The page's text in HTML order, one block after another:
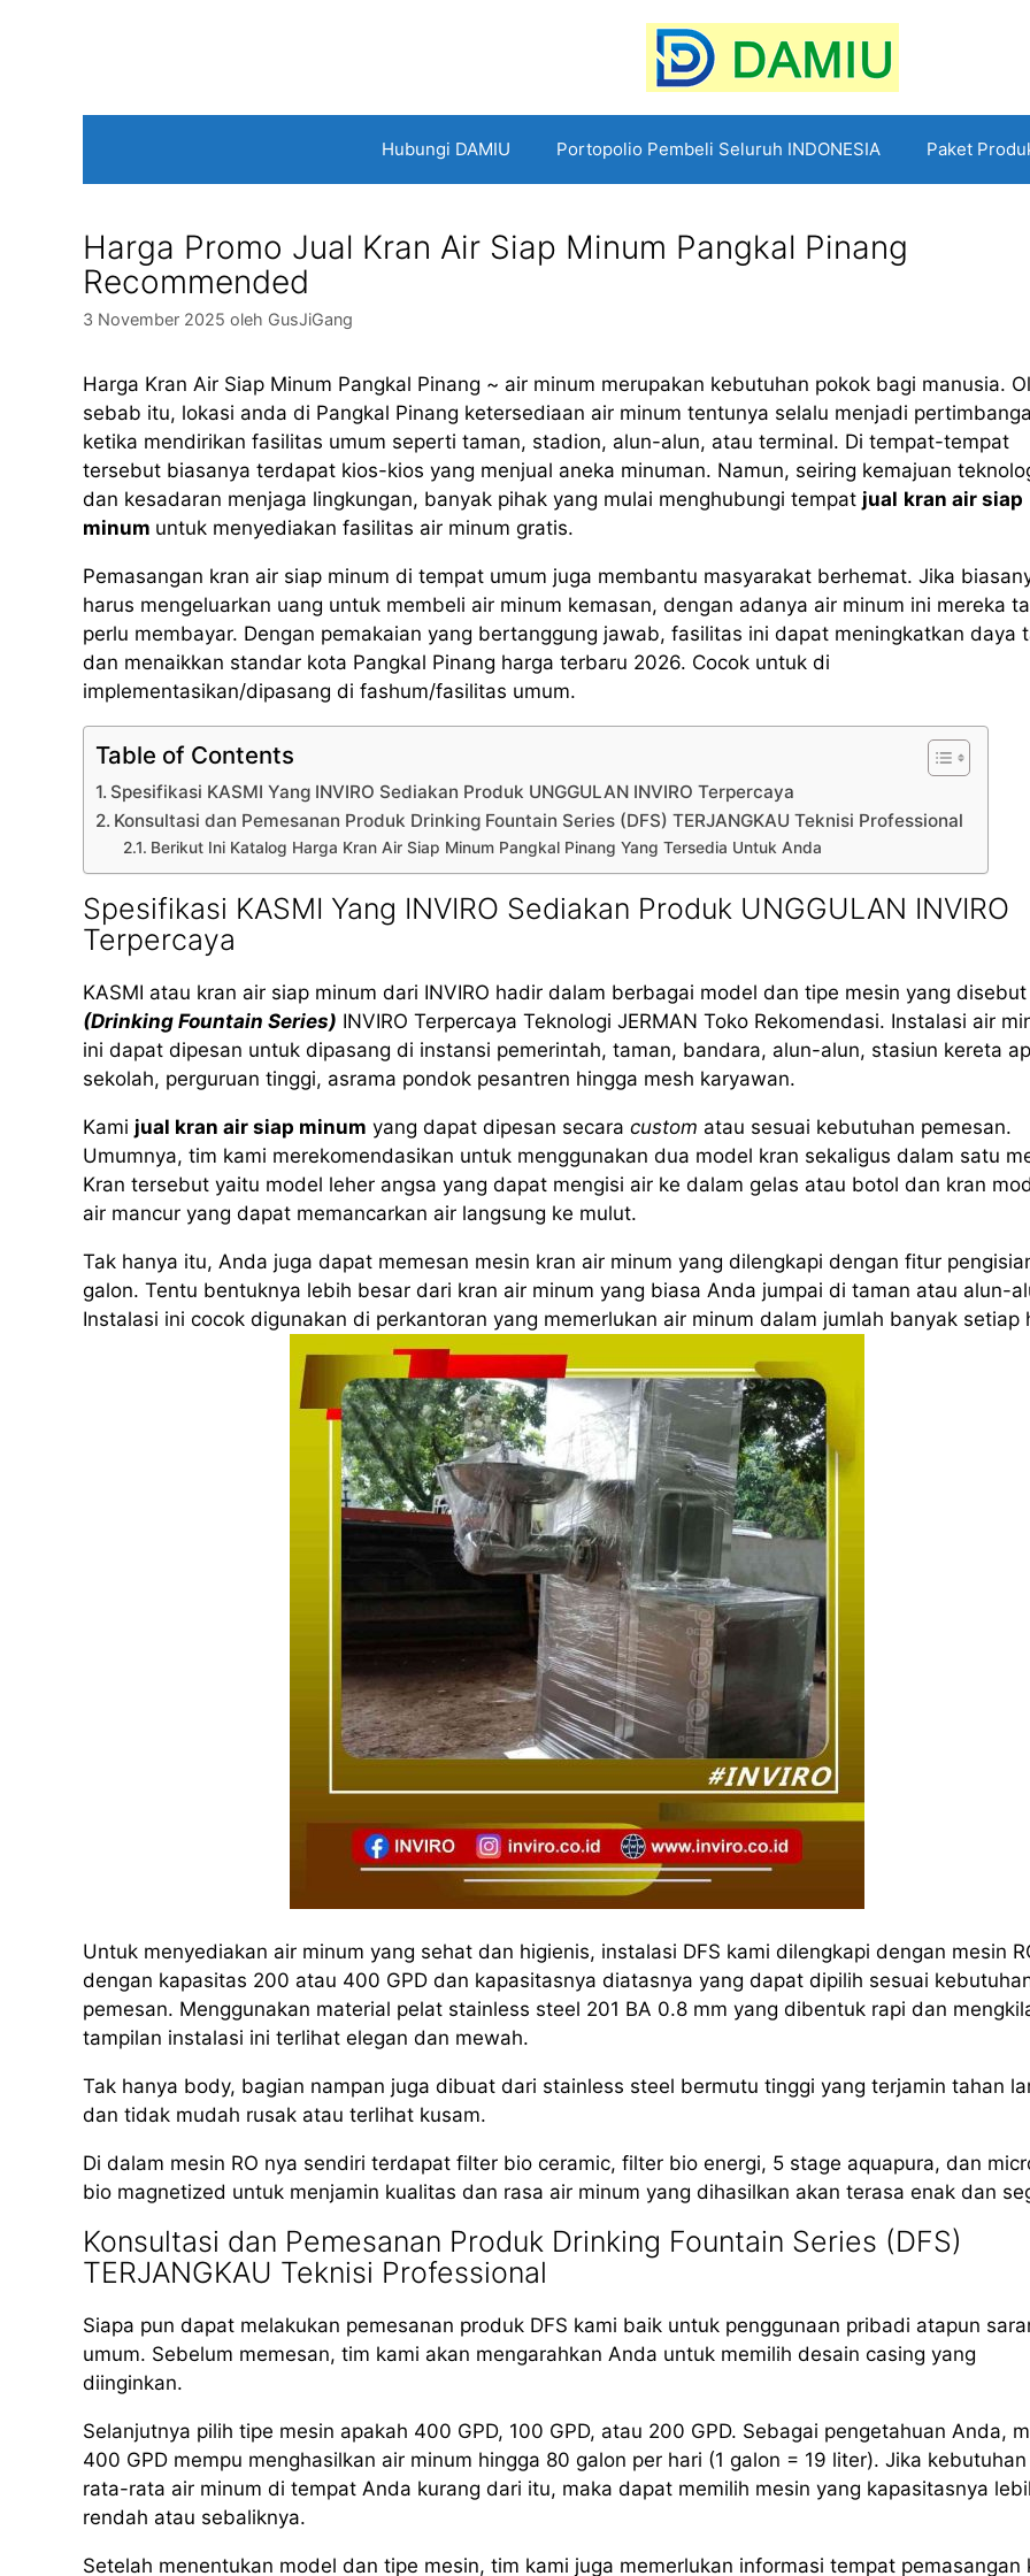
Hubungi DAMIU Portopolio Pembeli Seluruh INDONESIA Paket
Harga Promo Jual Kran Air Siap Minum Pangkal Pinang
Recommended
3 November 2025 oleh GusJiGang
Harga Kran Air Siap Minum Pangkal Pinang ~ air minum merupakan kebutuhan pokok bagi manusia.
sebab itu, lokasi anda di Pangkal Pinang ketersediaan air minum tentunya selalu menjadi
ketika mendirikan fasilitas umum seperti taman, stadion, alun-alun, atau terminal. Di tempat-tempat
tersebut biasanya terdapat kios-kios yang menjual aneka minuman. Namun, seiring kemajuan
dan kesadaran menjaga lingkungan, banyak pihak yang mulai menghubungi tempat jual kran air siap
minum untuk menyediakan fasilitas air minum gratis.
Pemasangan kran air siap minum di tempat umum juga membantu masyarakat berhemat. Jika
harus mengeluarkan uang untuk membeli air minum kemasan, dengan adanya air minum ini mereka
perlu membayar. Dengan pemakaian yang bertanggung jawab, fasilitas ini dapat meningkatkan daya
dan menaikkan standar kota Pangkal Pinang harga terbaru 2026. Cocok untuk di
implementasikan/dipasang di fashum/fasilitas umum.
Table of Contents
Spesifikasi KASMI Yang INVIRO Sediakan Produk UNGGULAN INVIRO Terpercaya
Konsultasi dan Pemesanan Produk Drinking Fountain Series (DFS) TERJANGKAU Teknisi Professional
Berikut Ini Katalog Harga Kran Air Siap Minum Pangkal Pinang Yang Tersedia Untuk Anda
Spesifikasi KASMI Yang INVIRO Sediakan Produk UNGGULAN INVIRO
Terpercaya
KASMI atau kran air siap minum dari INVIRO hadir dalam berbagai model dan tipe mesin yang disebut
(Drinking Fountain Series) INVIRO Terpercaya Teknologi JERMAN Toko Rekomendasi. Instalasi air
ini dapat dipesan untuk dipasang di instansi pemerintah, taman, bandara, alun-alun, stasiun kereta
sekolah, perguruan tinggi, asrama pondok pesantren hingga mesh karyawan.
Kami jual kran air siap minum yang dapat dipesan secara custom atau sesuai kebutuhan pemesan.
Umumnya, tim kami merekomendasikan untuk menggunakan dua model kran sekaligus dalam satu
Kran tersebut yaitu model leher angsa yang dapat mengisi air ke dalam gelas atau botol dan kran
air mancur yang dapat memancarkan air langsung ke mulut.
Tak hanya itu, Anda juga dapat memesan mesin kran air minum yang dilengkapi dengan fitur
galon. Tentu bentuknya lebih besar dari kran air minum yang biasa Anda jumpai di taman atau alun-
Instalasi ini cocok digunakan di perkantoran yang memerlukan air minum dalam jumlah banyak setiap
Untuk menyediakan air minum yang sehat dan higienis, instalasi DFS kami dilengkapi dengan mesin
dengan kapasitas 200 atau 400 GPD dan kapasitasnya diatasnya yang dapat dipilih sesuai
pemesan. Menggunakan material pelat stainless steel 201 BA 0.8 mm yang dibentuk rapi dan
tampilan instalasi ini terlihat elegan dan mewah.
Tak hanya body, bagian nampan juga dibuat dari stainless steel bermutu tinggi yang terjamin tahan
dan tidak mudah rusak atau terlihat kusam.
Di dalam mesin RO nya sendiri terdapat filter bio ceramic, filter bio energi, 5 stage aquapura, dan
bio magnetized untuk menjamin kualitas dan rasa air minum yang dihasilkan akan terasa enak dan
Konsultasi dan Pemesanan Produk Drinking Fountain Series (DFS)
TERJANGKAU Teknisi Professional
Siapa pun dapat melakukan pemesanan produk DFS kami baik untuk penggunaan pribadi atapun
umum. Sebelum memesan, tim kami akan mengarahkan Anda untuk memilih desain casing yang
diinginkan.
Selanjutnya pilih tipe mesin apakah 400 GPD, 100 GPD, atau 200 GPD. Sebagai pengetahuan Anda,
400 GPD mempu menghasilkan air minum hingga 80 galon per hari (1 galon = 19 liter). Jika kebutuhan
rata-rata air minum di tempat Anda kurang dari itu, maka dapat memilih mesin yang kapasitasnya
rendah atau sebaliknya.
Setelah menentukan model dan tipe mesin, tim kami juga memerlukan informasi tempat pemasangan